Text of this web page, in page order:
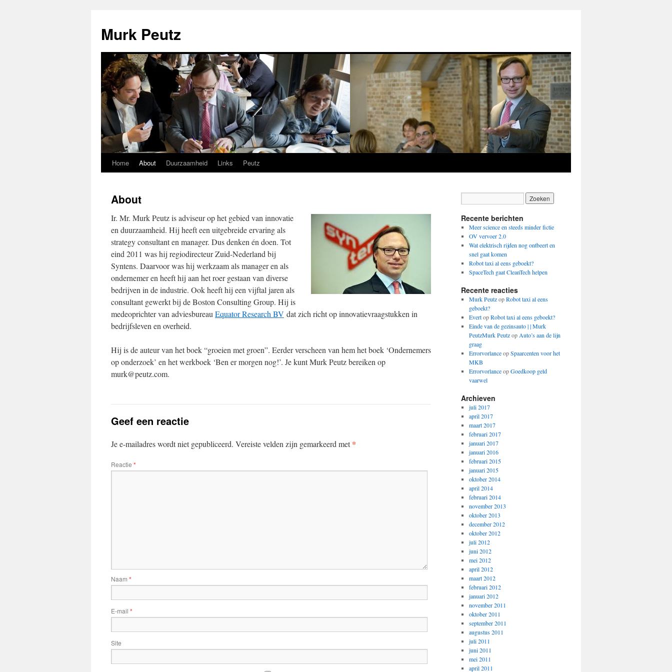
Murk Peutz
Spring
inhoud
Home About Duurzaamheid Links Peutz
About
Ir. Mr. Murk Peutz is adviseur op het gebied van innovatie
en duurzaamheid. Hij heeft een uitgebreide ervaring als
strategy consultant en manager. Dus denken én doen. Tot
eind 2011 was hij regiodirecteur Zuid-Nederland bij
Syntens. Daarvoor was hij werkzaam als manager en als
ondernemer en heeft hij aan het roer gestaan van diverse
bedrijven in de industrie. Ook heeft hij een vijftal jaren als
consultant gewerkt bij de Boston Consulting Group. Hij is
medeoprichter van adviesbureau Equator Research BV dat zich richt op innovatievraagstukken in
bedrijfsleven en overheid.
Hij is de auteur van het boek “groeien met groen”. Eerder verscheen van hem het boek ‘Ondernemers
op onderzoek’ en het werkboek ‘Ben er morgen nog!’. Je kunt Murk Peutz bereiken op
murk@peutz.com.
Geef een reactie
Je e-mailadres wordt niet gepubliceerd. Vereiste velden zijn gemarkeerd met*
Reactie *
Naam *
E-mail *
Site
Recente berichten
Meer science en steeds minder fictie
OV vervoer 2.0
Wat elektrisch rijden nog ontbeert en
snel gaat komen
Robot taxi al eens geboekt?
SpaceTech gaat CleanTech helpen
Recente reacties
Murk PeutzopRobot taxi al eens
geboekt?
EvertopRobot taxi al eens geboekt?
Einde van de gezinsauto | | Murk
PeutzMurk Peutzop Auto’s aan de lijn
graag
ErrorvorlanceopSpaarcenten voor het
MKB
ErrorvorlanceopGoedkoop geld
vaarwel
Archieven
juli 2017
april 2017
maart 2017
februari 2017
januari 2017
januari 2016
februari 2015
januari 2015
oktober 2014
april 2014
februari 2014
november 2013
oktober 2013
december 2012
oktober 2012
juli 2012
juni 2012
mei 2012
april 2012
maart 2012
februari 2012
januari 2012
november 2011
oktober 2011
september 2011
augustus 2011
juli 2011
juni 2011
mei 2011
april 2011